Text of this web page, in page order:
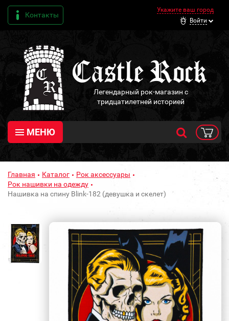
Контакты
Укажите ваш город
Войти
Легендарный рок-магазин с
тридцатилетней историей
МЕНЮ
Главная Каталог
Рок аксессуары
Рок нашивки на одежду
Нашивка на спину Blink-182 (девушка и скелет)